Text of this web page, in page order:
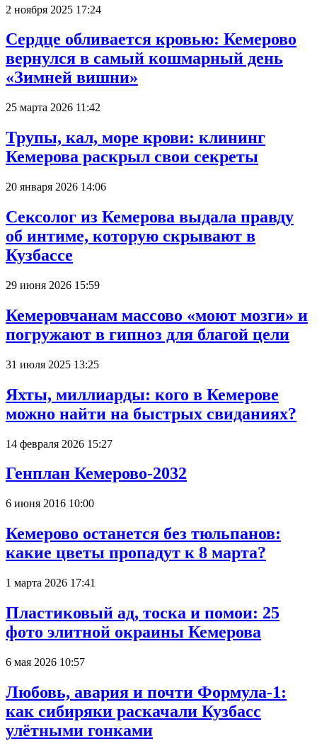
2 ноября 2025 17:24
Сердце обливается кровью: Кемерово
вернулся в самый кошмарный день
«Зимней вишни»
25 марта 2026 11:42
Трупы, кал, море крови: клининг
Кемерова раскрыл свои секреты
20 января 2026 14:06
Сексолог из Кемерова выдала правду
об интиме, которую скрывают в
Кузбассе
29 июня 2026 15:59
Кемеровчанам массово «моют мозги» и
погружают в гипноз для благой цели
31 июля 2025 13:25
Яхты, миллиарды: кого в Кемерове
можно найти на быстрых свиданиях?
14 февраля 2026 15:27
Генплан Кемерово-2032
6 июня 2016 10:00
Кемерово останется без тюльпанов:
какие цветы пропадут к 8 марта?
1 марта 2026 17:41
Пластиковый ад, тоска и помои: 25
фото элитной окраины Кемерова
6 мая 2026 10:57
Любовь, авария и почти Формула-1:
как сибиряки раскачали Кузбасс
улётными гонками